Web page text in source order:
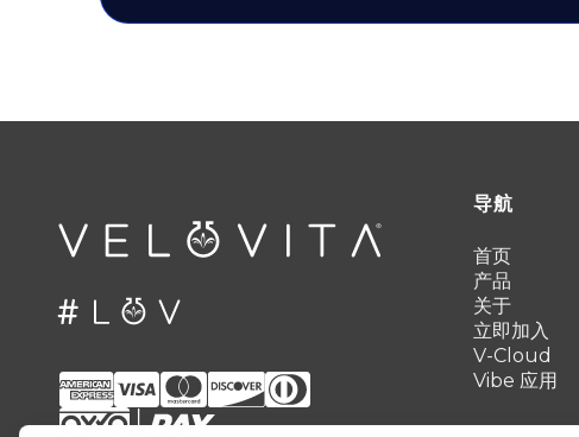
导航
首页
产品
关于
立即加入
V-Cloud
Vibe 应用